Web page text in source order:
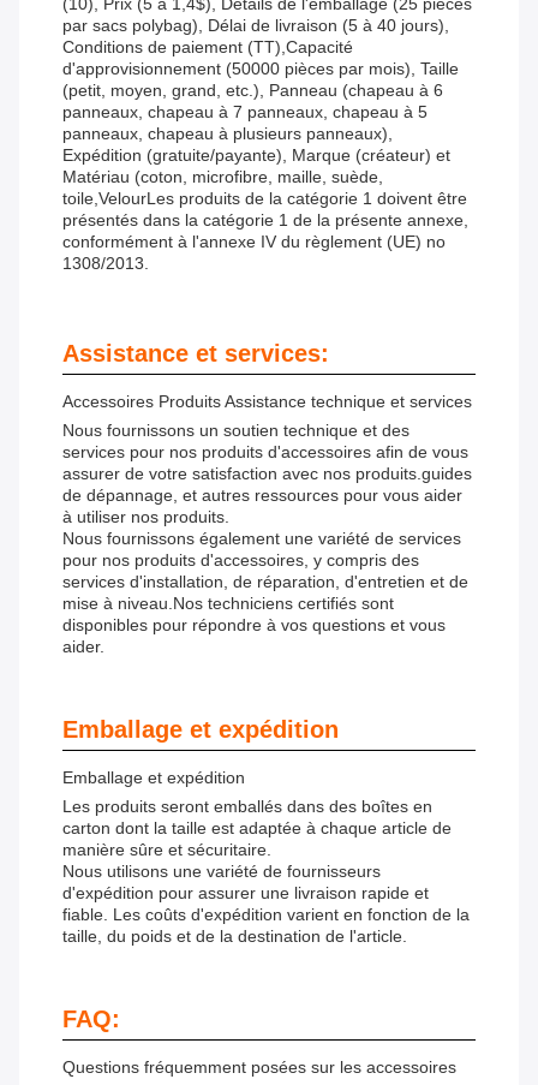
(10), Prix (5 à 1,4$), Détails de l'emballage (25 pièces
par sacs polybag), Délai de livraison (5 à 40 jours),
Conditions de paiement (TT),Capacité
d'approvisionnement (50000 pièces par mois), Taille
(petit, moyen, grand, etc.), Panneau (chapeau à 6
panneaux, chapeau à 7 panneaux, chapeau à 5
panneaux, chapeau à plusieurs panneaux),
Expédition (gratuite/payante), Marque (créateur) et
Matériau (coton, microfibre, maille, suède,
toile,VelourLes produits de la catégorie 1 doivent être
présentés dans la catégorie 1 de la présente annexe,
conformément à l'annexe IV du règlement (UE) no
1308/2013.
Assistance et services:
Accessoires Produits Assistance technique et services
Nous fournissons un soutien technique et des
services pour nos produits d'accessoires afin de vous
assurer de votre satisfaction avec nos produits.guides
de dépannage, et autres ressources pour vous aider
à utiliser nos produits.
Nous fournissons également une variété de services
pour nos produits d'accessoires, y compris des
services d'installation, de réparation, d'entretien et de
mise à niveau.Nos techniciens certifiés sont
disponibles pour répondre à vos questions et vous
aider.
Emballage et expédition
Emballage et expédition
Les produits seront emballés dans des boîtes en
carton dont la taille est adaptée à chaque article de
manière sûre et sécuritaire.
Nous utilisons une variété de fournisseurs
d'expédition pour assurer une livraison rapide et
fiable. Les coûts d'expédition varient en fonction de la
taille, du poids et de la destination de l'article.
FAQ:
Questions fréquemment posées sur les accessoires